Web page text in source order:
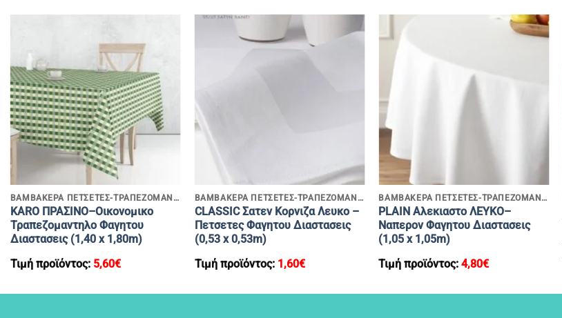
ΒΑΜΒΑΚΕΡΑ ΠΕΤΣΕΤΕΣ-ΤΡΑΠΕΖΟΜΑΝΤΗΛΑ
KARO ΠΡΑΣΙΝΟ–Οικονομικο
Τραπεζομαντηλο Φαγητου
Διαστασεις (1,40 x 1,80m)
Τιμή προϊόντος: 5,60€
ΒΑΜΒΑΚΕΡΑ ΠΕΤΣΕΤΕΣ-ΤΡΑΠΕΖΟΜΑΝΤΗΛΑ
CLASSIC Σατεν Κορνιζα Λευκο –
Πετσετες Φαγητου Διαστασεις
(0,53 x 0,53m)
Τιμή προϊόντος: 1,60€
+
ΒΑΜΒΑΚΕΡΑ ΠΕΤΣΕΤΕΣ-ΤΡΑΠΕΖΟΜΑΝΤΗΛΑ
PLAIN Αλεκιαστο ΛΕΥΚΟ–
Ναπερον Φαγητου Διαστασεις
(1,05 x 1,05m)
Τιμή προϊόντος:4,80€